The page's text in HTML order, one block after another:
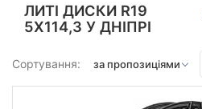
ЛИТІ ДИСКИ R19
5X114,3 У ДНІПРІ
Сортування:
від